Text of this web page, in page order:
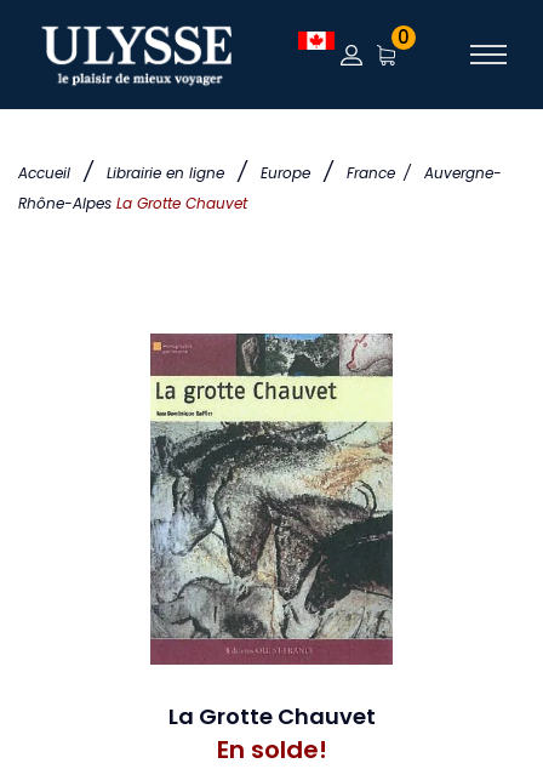
Accueil / Librairie en ligne / Europe / France /
Auvergne-
Rhône-Alpes La Grotte Chauvet
0
La Grotte Chauvet
En solde!